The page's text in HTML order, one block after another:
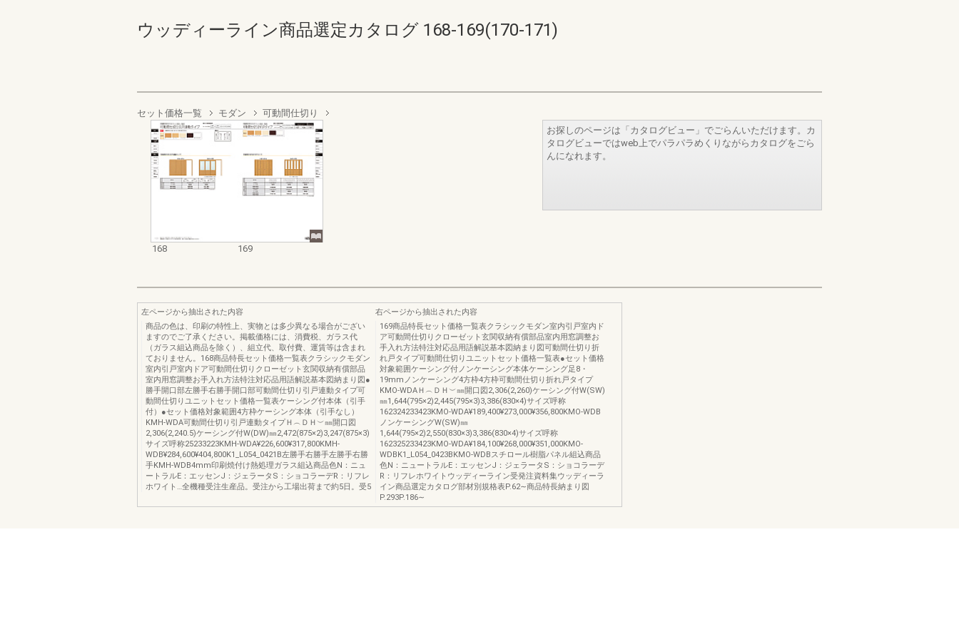
ウッディーライン商品選定カタログ 168-169(170-171)
セット価格一覧 モダン 可動間仕切り
168 169
お探しのページは「カタログビュー」でごらんいただけます。カ
タログビューではweb上でパラパラめくりながらカタログをごら
んになれます。
左ページから抽出された内容
商品の色は、印刷の特性上、実物とは多少異なる場合がござい
ますのでご了承ください。掲載価格には、消費税、ガラス代
（ガラス組込商品を除く）、組立代、取付費、運賃等は含まれ
ておりません。168商品特長セット価格一覧表クラシックモダン
室内引戸室内ドア可動間仕切りクローゼット玄関収納有償部品
室内用窓調整お手入れ方法特注対応品用語解説基本図納まり図●
勝手開口部左勝手右勝手開口部可動間仕切り引戸連動タイプ可
動間仕切りユニットセット価格一覧表ケーシング付本体（引手
付）●セット価格対象範囲4方枠ケーシング本体（引手なし）
KMH-WDA可動間仕切り引戸連動タイプＨ︵ＤＨ︶㎜開口図
2,306(2,240.5)ケーシング付W(DW)㎜2,472(875×2)3,247(875×3)
サイズ呼称25233223KMH-WDA¥226,600¥317,800KMH-
WDB¥284,600¥404,800K1_L054_0421B左勝手右勝手左勝手右勝
手KMH-WDB4mm印刷焼付け熱処理ガラス組込商品色N：ニュ
ートラルE：エッセンJ：ジェラータS：ショコラーデR：リフレ
ホワイト…全機種受注生産品。受注から工場出荷まで約5日。受5
右ページから抽出された内容
169商品特長セット価格一覧表クラシックモダン室内引戸室内ド
ア可動間仕切りクローゼット玄関収納有償部品室内用窓調整お
手入れ方法特注対応品用語解説基本図納まり図可動間仕切り折
れ戸タイプ可動間仕切りユニットセット価格一覧表●セット価格
対象範囲ケーシング付ノンケーシング本体ケーシング足8・
19mmノンケーシング4方枠4方枠可動間仕切り折れ戸タイプ
KMO-WDAＨ︵ＤＨ︶㎜開口図2,306(2,260)ケーシング付W(SW)
㎜1,644(795×2)2,445(795×3)3,386(830×4)サイズ呼称
162324233423KMO-WDA¥189,400¥273,000¥356,800KMO-WDB
ノンケーシングW(SW)㎜
1,644(795×2)2,550(830×3)3,386(830×4)サイズ呼称
162325233423KMO-WDA¥184,100¥268,000¥351,000KMO-
WDBK1_L054_0423BKMO-WDBスチロール樹脂パネル組込商品
色N：ニュートラルE：エッセンJ：ジェラータS：ショコラーデ
R：リフレホワイトウッディーライン受発注資料集ウッディーラ
イン商品選定カタログ部材別規格表P.62∼商品特長納まり図
P.293P.186∼